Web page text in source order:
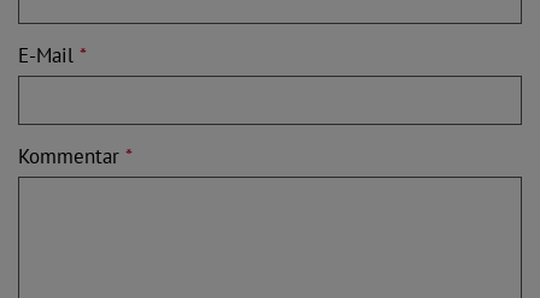
E-Mail *
Kommentar *